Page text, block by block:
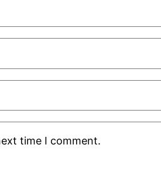
time I comment.